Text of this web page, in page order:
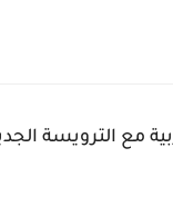
الأول إبتدائي 2021-2022